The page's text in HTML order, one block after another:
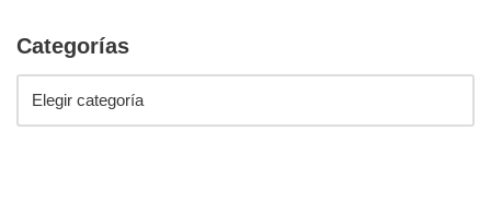
Categorías